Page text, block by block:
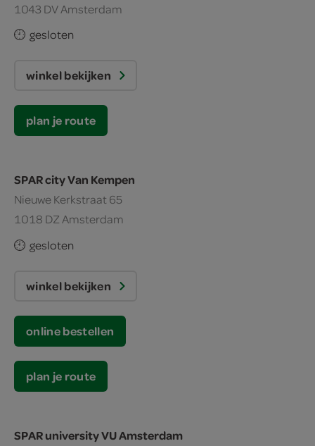
1043 DV Amsterdam
gesloten
winkel bekijken
plan je route
SPAR city Van Kempen
Nieuwe Kerkstraat 65
1018 DZ Amsterdam
gesloten
winkel bekijken
online bestellen
plan je route
SPAR university VU Amsterdam